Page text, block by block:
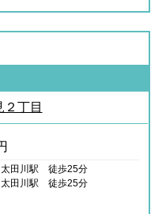
丁目
田川駅 徒歩25分
田川駅 徒歩25分